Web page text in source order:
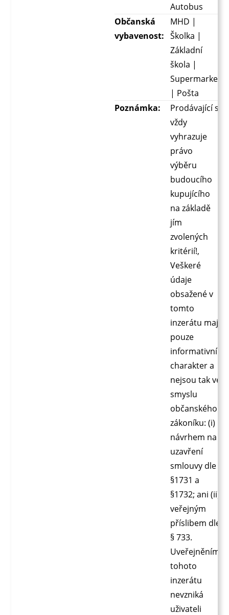
Autobus
Občanská
vybavenost:
MHD |
Školka |
Základní
škola |
Supermarket
| Pošta
Poznámka:
Prodávající si
vždy
vyhrazuje
právo
výběru
budoucího
kupujícího
na základě
jím
zvolených
kritérií!,
Veškeré
údaje
obsažené v
tomto
inzerátu mají
pouze
informativní
charakter a
nejsou tak ve
smyslu
občanského
zákoníku: (i)
návrhem na
uzavření
smlouvy dle
§1731 a
§1732; ani (ii)
veřejným
příslibem dle
§ 733.
Uveřejněním
tohoto
inzerátu
nevzniká
uživateli